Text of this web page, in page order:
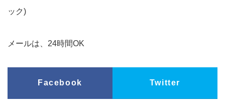
ック)
メールは、24時間OK
Facebook Twitter